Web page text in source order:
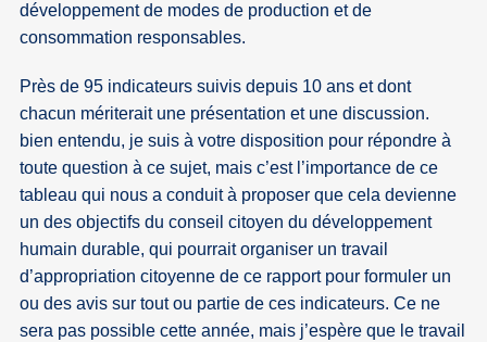
développement de modes de production et de
consommation responsables.
Près de 95 indicateurs suivis depuis 10 ans et dont
chacun mériterait une présentation et une discussion.
bien entendu, je suis à votre disposition pour répondre à
toute question à ce sujet, mais c’est l’importance de ce
tableau qui nous a conduit à proposer que cela devienne
un des objectifs du conseil citoyen du développement
humain durable, qui pourrait organiser un travail
d’appropriation citoyenne de ce rapport pour formuler un
ou des avis sur tout ou partie de ces indicateurs. Ce ne
sera pas possible cette année, mais j’espère que le travail